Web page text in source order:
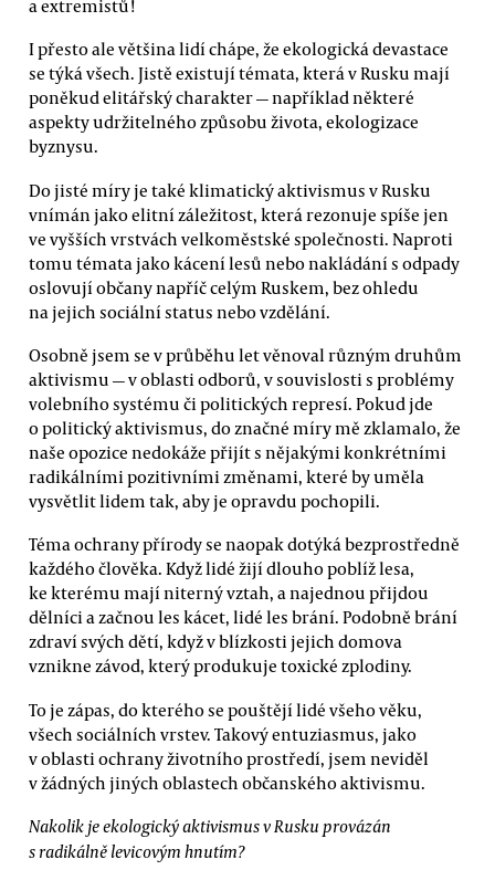
a extremistů!
I přesto ale většina lidí chápe, že ekologická devastace
se týká všech. Jistě existují témata, která v Rusku mají
poněkud elitářský charakter — například některé
aspekty udržitelného způsobu života, ekologizace
byznysu.
Do jisté míry je také klimatický aktivismus v Rusku
vnímán jako elitní záležitost, která rezonuje spíše jen
ve vyšších vrstvách velkoměstské společnosti. Naproti
tomu témata jako kácení lesů nebo nakládání s odpady
oslovují občany napříč celým Ruskem, bez ohledu
na jejich sociální status nebo vzdělání.
Osobně jsem se v průběhu let věnoval různým druhům
aktivismu — v oblasti odborů, v souvislosti s problémy
volebního systému či politických represí. Pokud jde
o politický aktivismus, do značné míry mě zklamalo, že
naše opozice nedokáže přijít s nějakými konkrétními
radikálními pozitivními změnami, které by uměla
vysvětlit lidem tak, aby je opravdu pochopili.
Téma ochrany přírody se naopak dotýká bezprostředně
každého člověka. Když lidé žijí dlouho poblíž lesa,
ke kterému mají niterný vztah, a najednou přijdou
dělníci a začnou les kácet, lidé les brání. Podobně brání
zdraví svých dětí, když v blízkosti jejich domova
vznikne závod, který produkuje toxické zplodiny.
To je zápas, do kterého se pouštějí lidé všeho věku,
všech sociálních vrstev. Takový entuziasmus, jako
v oblasti ochrany životního prostředí, jsem neviděl
v žádných jiných oblastech občanského aktivismu.
Nakolik je ekologický aktivismus v Rusku provázán
s radikálně levicovým hnutím?